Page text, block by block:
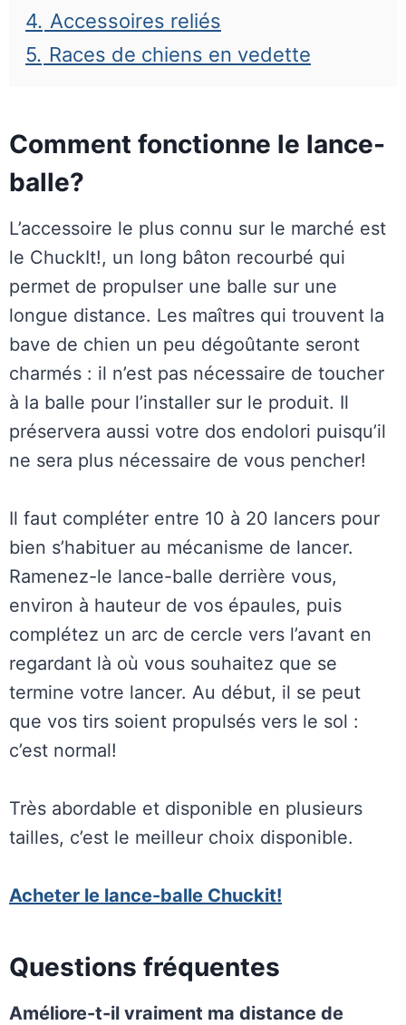
4. Accessoires reliés
5. Races de chiens en vedette
Comment fonctionne le lance-
balle?
L’accessoire le plus connu sur le marché est
le ChuckIt!, un long bâton recourbé qui
permet de propulser une balle sur une
longue distance. Les maîtres qui trouvent la
bave de chien un peu dégoûtante seront
charmés : il n’est pas nécessaire de toucher
à la balle pour l’installer sur le produit. Il
préservera aussi votre dos endolori puisqu’il
ne sera plus nécessaire de vous pencher!
Il faut compléter entre 10 à 20 lancers pour
bien s’habituer au mécanisme de lancer.
Ramenez-le lance-balle derrière vous,
environ à hauteur de vos épaules, puis
complétez un arc de cercle vers l’avant en
regardant là où vous souhaitez que se
termine votre lancer. Au début, il se peut
que vos tirs soient propulsés vers le sol :
c’est normal!
Très abordable et disponible en plusieurs
tailles, c’est le meilleur choix disponible.
Acheter le lance-balle Chuckit!
Questions fréquentes
Améliore-t-il vraiment ma distance de